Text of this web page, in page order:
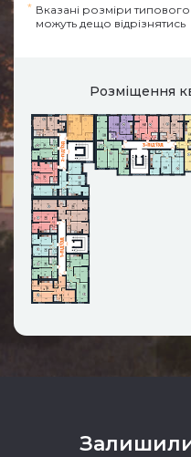
* Вказані розміри
можуть дещо відрізнятись
Розміщення